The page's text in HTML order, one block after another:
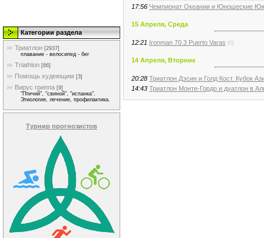
Категории раздела
Триатлон [2937]
плавание - велосипед - бег
Triathlon [66]
Помощь худеющим [3]
Вирус гриппа [9]
"Птичий", "свиной", "испанка".
Этиология, лечение, профилактика.
Турнир прогнозистов
17:56 Чемпионат Океании и Юношеские
15 Апреля, Среда
12:21 Ironman 70.3 Puerto Varas (0)
14 Апреля, Вторник
20:28 Триатлон Дэсин и Голд Кост. Кубок
14:43 Триатлон Монте-Гордо и дуатлон в